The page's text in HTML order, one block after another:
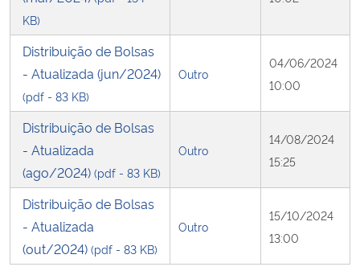
KB)
Distribuição de Bolsas
- Atualizada (jun/2024)
(pdf - 83 KB)
Outro
04/06/2024
10:00
Distribuição de Bolsas
- Atualizada
(ago/2024) (pdf - 83 KB)
Outro
14/08/2024
15:25
Distribuição de Bolsas
- Atualizada
(out/2024) (pdf - 83 KB)
Outro
15/10/2024
13:00